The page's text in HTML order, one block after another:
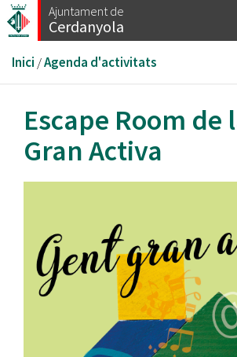
Vés
al
Ajuntament de
Cerdanyola
Esteu
aquí
Inici /Agenda d'activitats
Escape Room de
Gran Activa